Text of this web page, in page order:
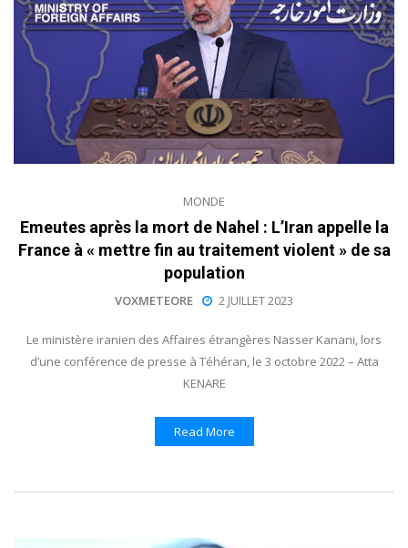
MONDE
Emeutes après la mort de Nahel : L’Iran appelle la
France à « mettre fin au traitement violent » de sa
population
VOXMETEORE 2 JUILLET 2023
Le ministère iranien des Affaires étrangères Nasser Kanani, lors
d’une conférence de presse à Téhéran, le 3 octobre 2022 – Atta
KENARE
Read More